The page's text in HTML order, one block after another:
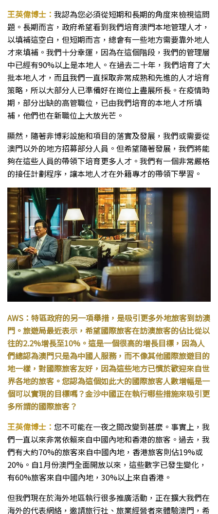
王英偉博士： 我認為您必須從短期和長期的角度來檢視這問
題。長期而言，政府希望看到我們培育澳門本地管理人才，
以填補這空白，但短期而言，總會有一些地方需要靠外地人
才來填補。我們十分幸運，因為在這個階段，我們的管理層
中已經有90%以上是本地人。在過去二十年，我們培育了大
批本地人才，而且我們一直採取非常成熟和先進的人才培育
策略，所以大部分人已準備好在崗位上盡展所長。在疫情時
期，部分出缺的高管職位，已由我們培育的本地人才所填
補，他們也在新職位上大放光芒。
顯然，隨著非博彩設施和項目的落實及發展，我們或需要從
澳門以外的地方招募部分人員。但希望隨著發展，我們將能
夠在這些人員的帶領下培育更多人才。我們有一個非常嚴格
的接任計劃程序，讓本地人才在外籍專才的帶領下學習。
AWS：特區政府的另一項舉措，是吸引更多外地旅客到訪澳
門。旅遊局最近表示，希望國際旅客在訪澳旅客的佔比從以
往的2.2%增長至10%。這是一個很高的增長目標，因為人
們總認為澳門只是為中國人服務，而不像其他國際旅遊目的
地一樣，對國際旅客友好，因為這些地方已慣於歡迎來自世
界各地的旅客。您認為這個如此大的國際旅客人數增幅是一
個可以實現的目標嗎？金沙中國正在執行哪些措施來吸引更
多所謂的國際旅客？
王英偉博士： 您不可能在一夜之間改變到甚麼。事實上，我
們一直以來非常依賴來自中國內地和香港的旅客。過去，我
們有大約70%的旅客來自中國內地，香港旅客則佔19%或
20%。自1月份澳門全面開放以來，這些數字已發生變化，
有60%旅客來自中國內地，30%以上來自香港。
但我們現在於海外地區執行很多推廣活動，正在擴大我們在
海外的代表網絡，邀請旅行社、旅業經營者來體驗澳門，希